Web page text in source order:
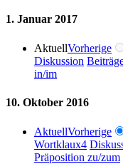
1. Januar 2017
AktuellVorherige
Diskussion
in/im
10. Oktober 2016
AktuellVorherige
Wortklaux4
Präposition zu/zum